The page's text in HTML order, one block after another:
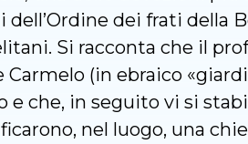
dei frati della
Si racconta che il
(in ebraico
e che, in seguito vi si
nel luogo, una